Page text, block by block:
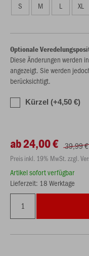
S M L XL
Optionale
Diese Änderungen werden
angezeigt. Sie werden
berücksichtigt.
Kürzel (+4,50 €)
ab 24,00 € 39,99 €
Preis inkl. 19% MwSt. zzgl.
Artikel sofort verfügbar
Lieferzeit: 18 Werktage